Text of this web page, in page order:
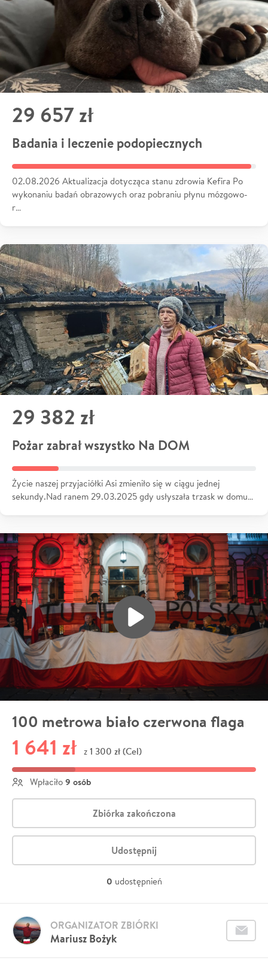
29 657 zł
Badania i leczenie podopiecznych
02.08.2026 Aktualizacja dotycząca stanu zdrowia Kefira Po
wykonaniu badań obrazowych oraz pobraniu płynu mózgowo-
r…
29 382 zł
Pożar zabrał wszystko Na DOM
Życie naszej przyjaciółki Asi zmieniło się w ciągu jednej
sekundy.Nad ranem 29.03.2025 gdy usłyszała trzask w domu…
100 metrowa biało czerwona flaga
1 641 zł z 1 300 zł (Cel)
Wpłaciło 9 osób
Zbiórka zakończona
Udostępnij
0 udostępnień
Mariusz Bożyk
ORGANIZATOR ZBIÓRKI